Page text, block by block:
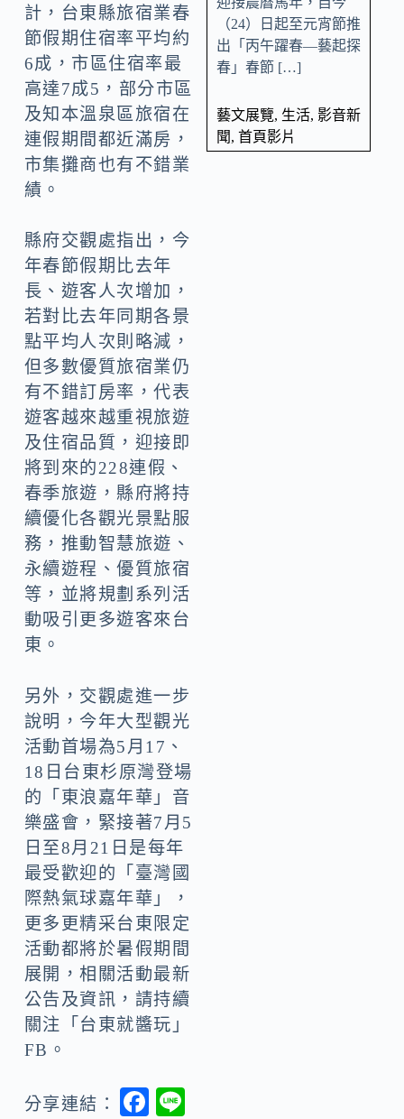
計，台東縣旅宿業春
節假期住宿率平均約
6成，市區住宿率最
高達7成5，部分市區
及知本溫泉區旅宿在
連假期間都近滿房，
市集攤商也有不錯業
績。
縣府交觀處指出，今
年春節假期比去年
長、遊客人次增加，
若對比去年同期各景
點平均人次則略減，
但多數優質旅宿業仍
有不錯訂房率，代表
遊客越來越重視旅遊
及住宿品質，迎接即
將到來的228連假、
春季旅遊，縣府將持
續優化各觀光景點服
務，推動智慧旅遊、
永續遊程、優質旅宿
等，並將規劃系列活
動吸引更多遊客來台
東。
另外，交觀處進一步
說明，今年大型觀光
活動首場為5月17、
18日台東杉原灣登場
的「東浪嘉年華」音
樂盛會，緊接著7月5
日至8月21日是每年
最受歡迎的「臺灣國
際熱氣球嘉年華」，
更多更精采台東限定
活動都將於暑假期間
展開，相關活動最新
公告及資訊，請持續
關注「台東就醬玩」
FB。
分享連結：
F
（24）日起至元宵節推
出「丙午躍春—藝起探
春」春節 […]
藝文展覽, 生活, 影音新
聞, 首頁影片